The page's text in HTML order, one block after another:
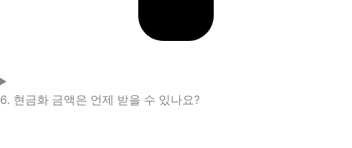
6. 현금화 금액은 언제 받을 수 있나요?